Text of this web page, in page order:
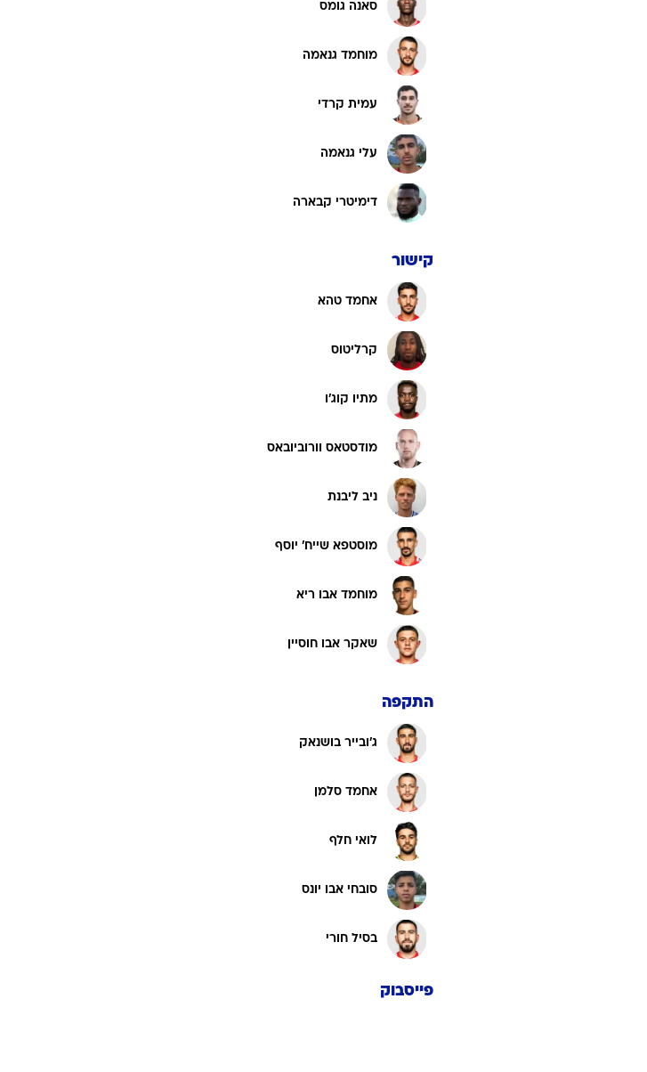
סאנה גומס
מוחמד גנאמה
עמית קרדי
עלי גנאמה
דימיטרי קבארה
קישור
אחמד טהא
קרליטוס
מתיו קוג'ו
מודסטאס וורוביובאס
ניב ליבנת
מוסטפא שייח' יוסף
מוחמד אבו ריא
שאקר אבו חוסיין
התקפה
ג'ובייר בושנאק
אחמד סלמן
לואי חלף
סובחי אבו יונס
בסיל חורי
פייסבוק